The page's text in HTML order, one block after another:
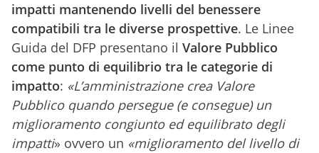
impatti mantenendo livelli del benessere
compatibili tra le diverse prospettive. Le Linee
Guida del DFP presentano il Valore Pubblico
come punto di equilibrio tra le categorie di
impatto: «L’amministrazione crea Valore
Pubblico quando persegue (e consegue) un
miglioramento congiunto ed equilibrato degli
impatti» ovvero un «miglioramento del livello di